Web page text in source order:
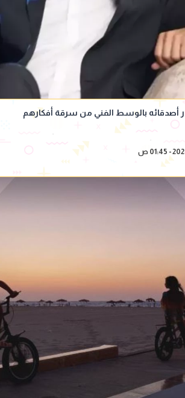
أصدقائه بالوسط الفني من سرقة أفكارهم